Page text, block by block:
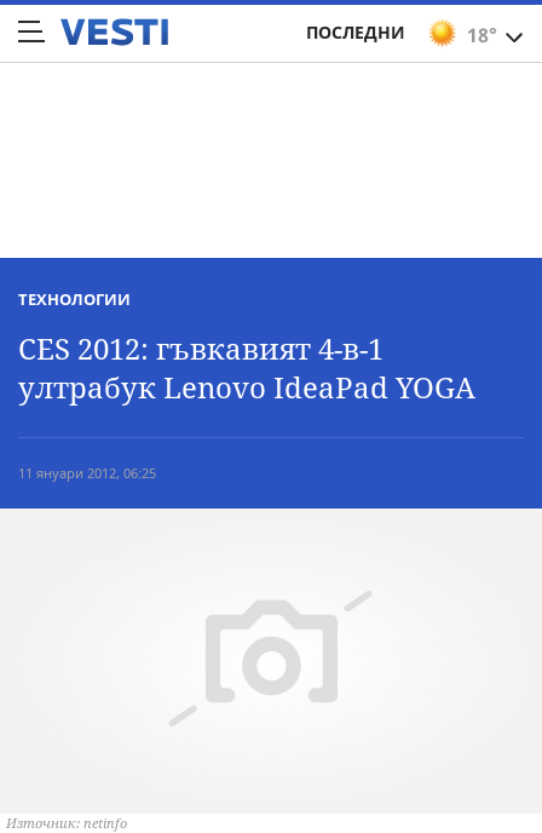
18°
ПОСЛЕДНИ
ТЕХНОЛОГИИ
CES 2012: гъвкавият 4-в-1
ултрабук Lenovo IdeaPad YOGA
11 януари 2012, 06:25
Източник: netinfo